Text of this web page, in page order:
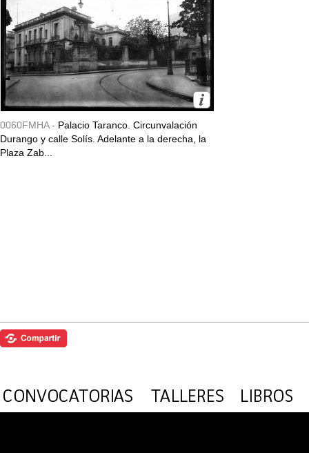
0060FMHA - Palacio Taranco. Circunvalación
Durango y calle Solís. Adelante a la derecha, la
Plaza Zab...